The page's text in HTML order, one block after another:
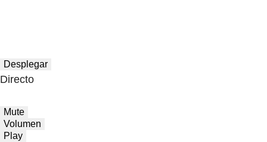
Desplegar
Directo
Mute
Volumen
Play